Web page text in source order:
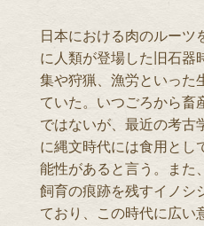
日本における肉のルーツ
に人類が登場した旧石器
集や狩猟、漁労といった
ていた。いつごろから畜
ではないが、最近の考古
に縄文時代には食用とし
能性があると言う。また
飼育の痕跡を残すイノシ
ており、この時代に広い